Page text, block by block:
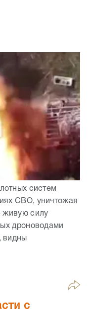
систем
СВО, уничтожая
живую силу
дроноводами
видны
с